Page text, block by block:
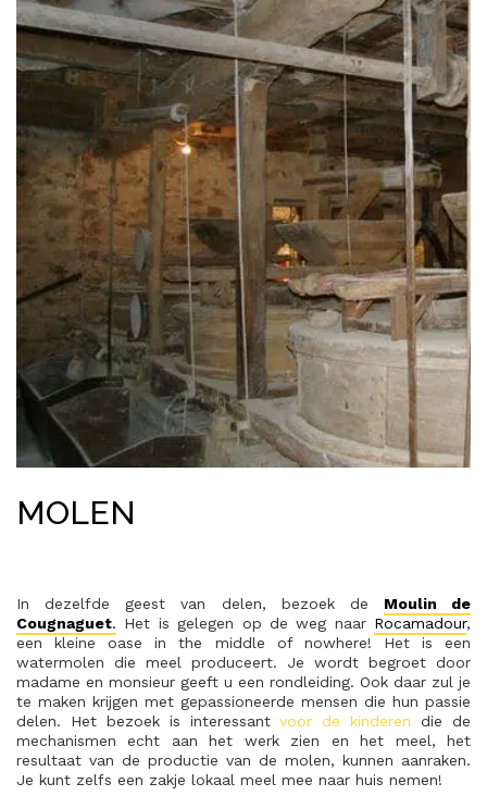
MOLEN
In dezelfde geest van delen, bezoek de Moulin de
Cougnaguet. Het is gelegen op de weg naar Rocamadour,
een kleine oase in the middle of nowhere! Het is een
watermolen die meel produceert. Je wordt begroet door
madame en monsieur geeft u een rondleiding. Ook daar zul je
te maken krijgen met gepassioneerde mensen die hun passie
delen. Het bezoek is interessantvoor de kinderen die de
mechanismen echt aan het werk zien en het meel, het
resultaat van de productie van de molen, kunnen aanraken.
Je kunt zelfs een zakje lokaal meel mee naar huis nemen!